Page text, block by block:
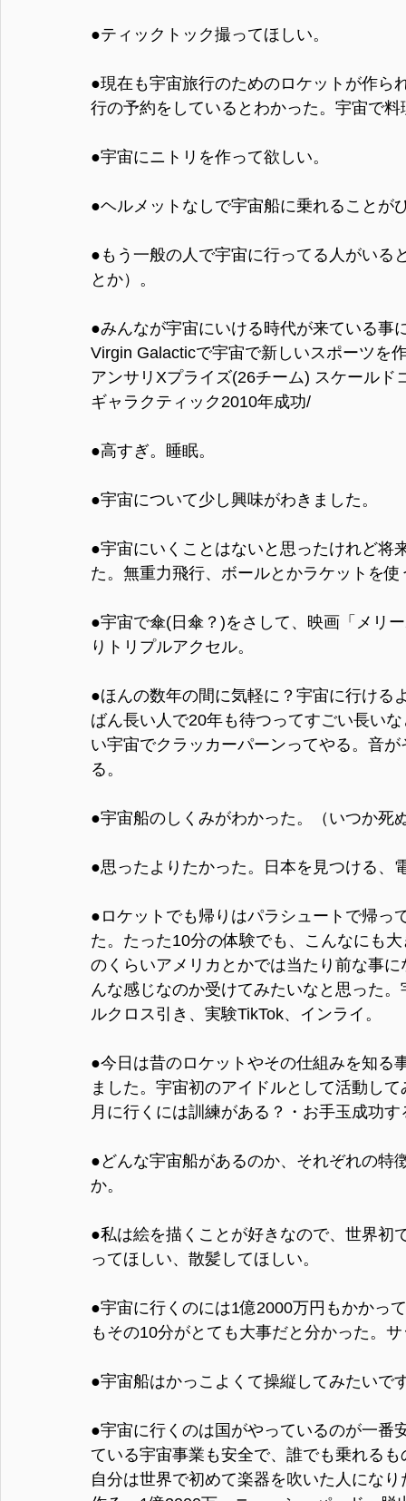
●ティックトック撮ってほしい。
●現在も宇宙旅行のためのロケットが作ら
行の予約をしているとわかった。宇宙で
●宇宙にニトリを作って欲しい。
●ヘルメットなしで宇宙船に乗れることが
●もう一般の人で宇宙に行ってる人がいる
とか）。
●みんなが宇宙にいける時代が来ている事
Virgin Galacticで宇宙で新しいスポーツを
アンサリXプライズ(26チーム) スケール
ギャラクティック2010年成功/
●高すぎ。睡眠。
●宇宙について少し興味がわきました。
●宇宙にいくことはないと思ったけれど将
た。無重力飛行、ボールとかラケットを
●宇宙で傘(日傘？)をさして、映画「メリ
りトリプルアクセル。
●ほんの数年の間に気軽に？宇宙に行ける
ばん長い人で20年も待つってすごい長い
い宇宙でクラッカーパーンってやる。音
る。
●宇宙船のしくみがわかった。（いつか死
●思ったよりたかった。日本を見つける、
●ロケットでも帰りはパラシュートで帰っ
た。たった10分の体験でも、こんなにも
のくらいアメリカとかでは当たり前な事
んな感じなのか受けてみたいなと思った
ルクロス引き、実験TikTok、インライ。
●今日は昔のロケットやその仕組みを知る
ました。宇宙初のアイドルとして活動し
月に行くには訓練がある？・お手玉成功
●どんな宇宙船があるのか、それぞれの特
か。
●私は絵を描くことが好きなので、世界初
ってほしい、散髪してほしい。
●宇宙に行くのには1億2000万円もかかっ
もその10分がとても大事だと分かった。
●宇宙船はかっこよくて操縦してみたいで
●宇宙に行くのは国がやっているのが一番
ている宇宙事業も安全で、誰でも乗れる
自分は世界で初めて楽器を吹いた人にな